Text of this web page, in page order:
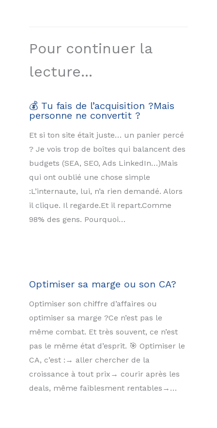
Pour continuer la
lecture...
💰 Tu fais de l’acquisition ?Mais
personne ne convertit ?
Et si ton site était juste… un panier percé
? Je vois trop de boîtes qui balancent des
budgets (SEA, SEO, Ads LinkedIn…)Mais
qui ont oublié une chose simple
:L’internaute, lui, n’a rien demandé. Alors
il clique. Il regarde.Et il repart.Comme
98% des gens. Pourquoi…
Optimiser sa marge ou son CA?
Optimiser son chiffre d’affaires ou
optimiser sa marge ?Ce n’est pas le
même combat. Et très souvent, ce n’est
pas le même état d’esprit. 🎯 Optimiser le
CA, c’est :→ aller chercher de la
croissance à tout prix→ courir après les
deals, même faiblesment rentables→…